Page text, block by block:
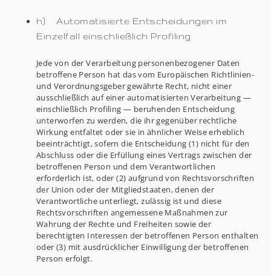
h) Automatisierte Entscheidungen im
Einzelfall einschließlich Profiling
Jede von der Verarbeitung personenbezogener Daten
betroffene Person hat das vom Europäischen Richtlinien-
und Verordnungsgeber gewährte Recht, nicht einer
ausschließlich auf einer automatisierten Verarbeitung —
einschließlich Profiling — beruhenden Entscheidung
unterworfen zu werden, die ihr gegenüber rechtliche
Wirkung entfaltet oder sie in ähnlicher Weise erheblich
beeinträchtigt, sofern die Entscheidung (1) nicht für den
Abschluss oder die Erfüllung eines Vertrags zwischen der
betroffenen Person und dem Verantwortlichen
erforderlich ist, oder (2) aufgrund von Rechtsvorschriften
der Union oder der Mitgliedstaaten, denen der
Verantwortliche unterliegt, zulässig ist und diese
Rechtsvorschriften angemessene Maßnahmen zur
Wahrung der Rechte und Freiheiten sowie der
berechtigten Interessen der betroffenen Person enthalten
oder (3) mit ausdrücklicher Einwilligung der betroffenen
Person erfolgt.